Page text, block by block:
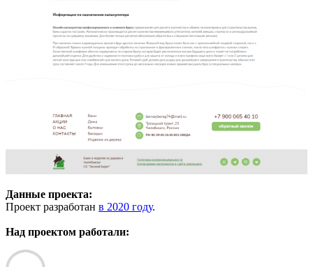
Данные проекта:
Проект разработан в 2020 году.
Над проектом работали: